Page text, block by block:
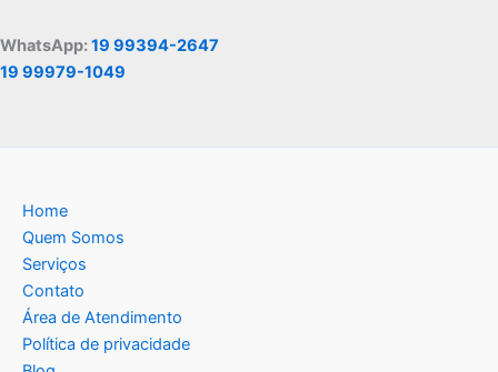
WhatsApp:19 99394-2647
19 99979-1049
Home
Quem Somos
Serviços
Contato
Área de Atendimento
Política de privacidade